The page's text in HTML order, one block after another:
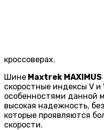
кроссоверах.
Шине Maxtrek MAXIMUS
скоростные индексы V
особенностями данной
высокая надежность,
которые проявляются
скорости.